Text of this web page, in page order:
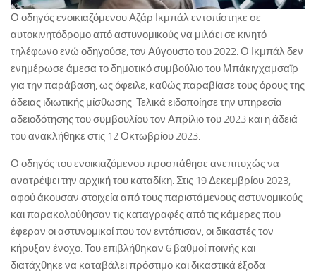
Ο οδηγός ενοικιαζόμενου Αζάρ Ικμπάλ εντοπίστηκε σε
αυτοκινητόδρομο από αστυνομικούς να μιλάει σε κινητό
τηλέφωνο ενώ οδηγούσε, τον Αύγουστο του 2022. Ο Ικμπάλ δεν
ενημέρωσε άμεσα το δημοτικό συμβούλιο του Μπάκιγχαμσαϊρ
για την παράβαση, ως όφειλε, καθώς παραβίασε τους όρους της
άδειας ιδιωτικής μίσθωσης. Τελικά ειδοποίησε την υπηρεσία
αδειοδότησης του συμβουλίου τον Απρίλιο του 2023 και η άδειά
του ανακλήθηκε στις 12 Οκτωβρίου 2023.
Ο οδηγός του ενοικιαζόμενου προσπάθησε ανεπιτυχώς να
ανατρέψει την αρχική του καταδίκη. Στις 19 Δεκεμβρίου 2023,
αφού άκουσαν στοιχεία από τους παριστάμενους αστυνομικούς
και παρακολούθησαν τις καταγραφές από τις κάμερες που
έφεραν οι αστυνομικοί που τον εντόπισαν, οι δικαστές τον
κήρυξαν ένοχο. Του επιβλήθηκαν 6 βαθμοί ποινής και
διατάχθηκε να καταβάλει πρόστιμο και δικαστικά έξοδα